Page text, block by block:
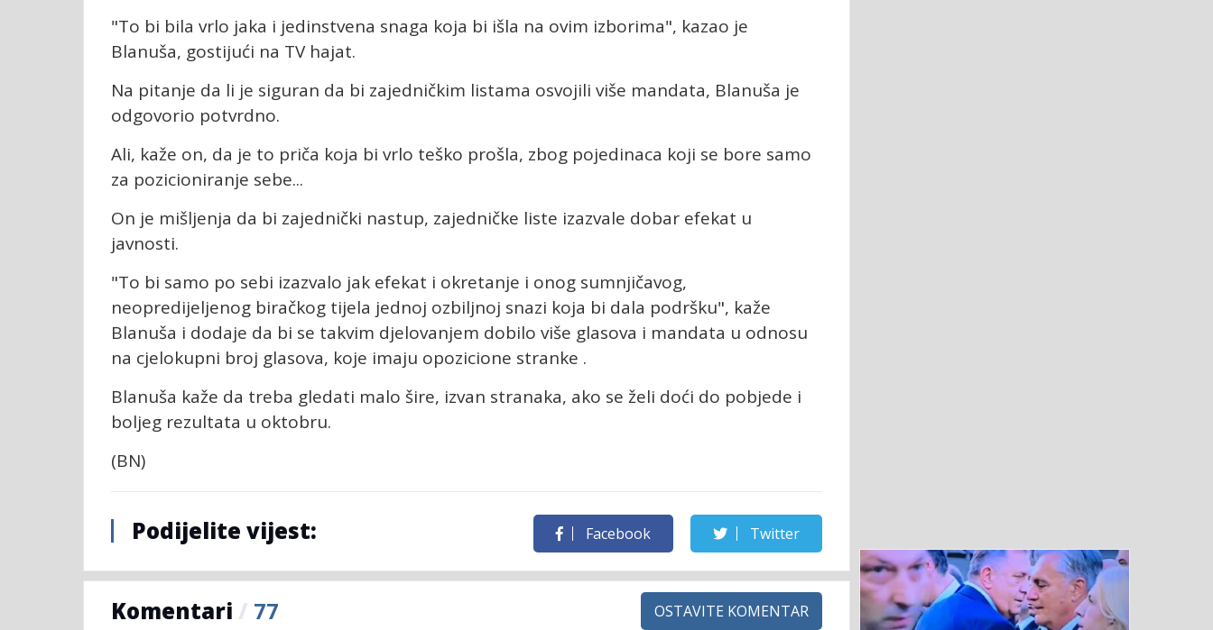
"To bi bila vrlo jaka i jedinstvena snaga koja bi išla na ovim izborima", kazao je
Blanuša, gostijući na TV hajat.
Na pitanje da li je siguran da bi zajedničkim listama osvojili više mandata, Blanuša je
odgovorio potvrdno.
Ali, kaže on, da je to priča koja bi vrlo teško prošla, zbog pojedinaca koji se bore samo
za pozicioniranje sebe...
On je mišljenja da bi zajednički nastup, zajedničke liste izazvale dobar efekat u
javnosti.
"To bi samo po sebi izazvalo jak efekat i okretanje i onog sumnjičavog,
neopredijeljenog biračkog tijela jednoj ozbiljnoj snazi koja bi dala podršku", kaže
Blanuša i dodaje da bi se takvim djelovanjem dobilo više glasova i mandata u odnosu
na cjelokupni broj glasova, koje imaju opozicione stranke .
Blanuša kaže da treba gledati malo šire, izvan stranaka, ako se želi doći do pobjede i
boljeg rezultata u oktobru.
(BN)
Podijelite vijest: Facebook Twitter
Komentari / 77 OSTAVITE KOMENTAR